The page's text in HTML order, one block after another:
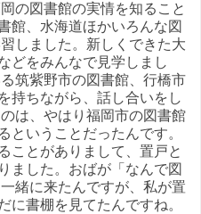
の図書館の実情を知ること
館、水海道ほかいろんな図
しました。新しくできた大
どをみんなで見学しまし
筑紫野市の図書館、行橋市
持ちながら、話し合いをし
は、やはり福岡市の図書館
ということだったんです。
ことがありまして、置戸と
ました。おばが「なんで図
緒に来たんですが、私が置
に書棚を見てたんですね。